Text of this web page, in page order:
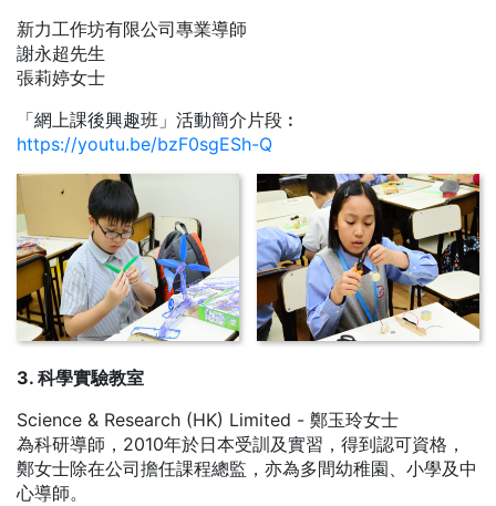
新力工作坊有限公司專業導師
謝永超先生
張莉婷女士
「網上課後興趣班」活動簡介片段︰
https://youtu.be/bzF0sgESh-Q
3. 科學實驗教室
Science & Research (HK) Limited - 鄭玉玲女士
為科研導師，2010年於日本受訓及實習，得到認可資格，
鄭女士除在公司擔任課程總監，亦為多間幼稚園、小學及中
心導師。